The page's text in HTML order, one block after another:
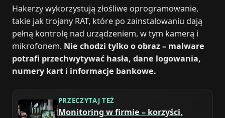
Hakerzy wykorzystują złośliwe oprogramowanie,
takie jak trojany RAT, które po zainstalowaniu dają
pełną kontrolę nad urządzeniem, w tym kamerą i
mikrofonem. Nie chodzi tylko o obraz – malware
potrafi przechwytywać hasła, dane logowania,
numery kart i informacje bankowe.
PRZECZYTAJ TEŻ
Monitoring w firmie – korzyści,